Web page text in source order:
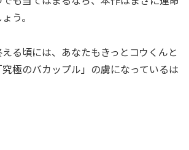
う。
る頃には、あなたもきっとコウくんと
極のバカップル」の虜になっているは